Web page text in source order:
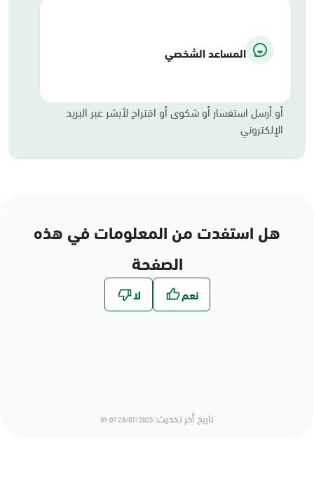
المساعد الشخصي
أو أرسل استفسار أو شكوى أو اقتراح لأبشر عبر البريد
الإلكتروني
هل استفدت من المعلومات في هذه
الصفحة
تاريخ أخر تحديث: 28/07/2025 09:07